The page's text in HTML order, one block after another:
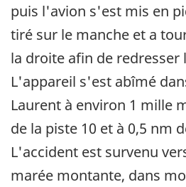
puis l'avion s'est mis en
tiré sur le manche et a
la droite afin de redresser
L'appareil s'est abîmé
Laurent à environ 1 mille
de la piste 10 et à 0,5 nm
L'accident est survenu
marée montante, dans